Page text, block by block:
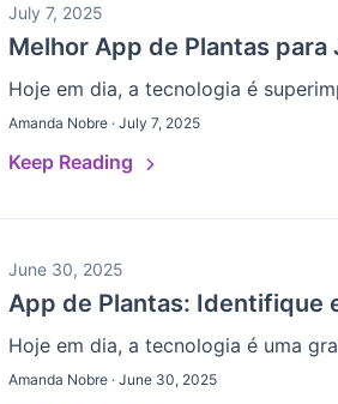
July 7, 2025
Melhor App de Plantas
Hoje em dia, a tecnologia é
Amanda Nobre · July 7, 2025
Keep Reading
June 30, 2025
App de Plantas: Identifique
Hoje em dia, a tecnologia é uma
Amanda Nobre · June 30, 2025